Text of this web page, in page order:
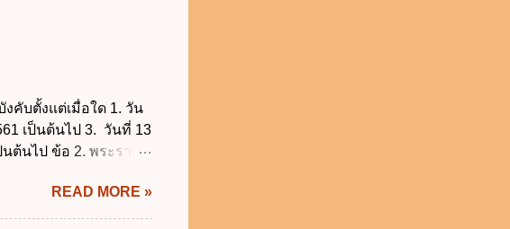
คับตั้งแต่เมื่อใด 1. วัน
เป็นต้นไป 3. วันที่ 13
ต้นไป ข้อ 2. พระราช
ะมาณ (ฉบับที่ 3) พ.ศ.
4. ประกาศของ
READ MORE »